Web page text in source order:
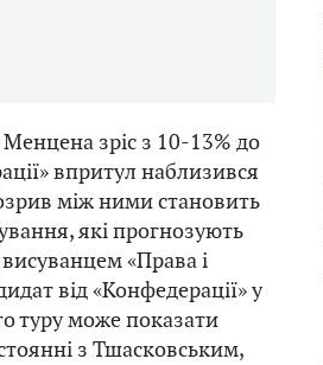
зріс з 10-13% до
впритул наблизився
між ними становить
які прогнозують
«Права і
від «Конфедерації» у
туру може показати
з Тшасковським,